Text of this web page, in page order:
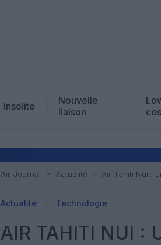
Insolite
Nouvelle
liaison
Air Journal Actualité Air Tahiti Nui :
Actualité Technologie
AIR TAHITI NUI :